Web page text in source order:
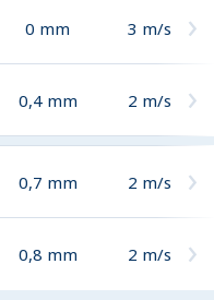
0 mm 3 m/s
0,4 mm 2 m/s
0,7 mm 2 m/s
0,8 mm 2 m/s